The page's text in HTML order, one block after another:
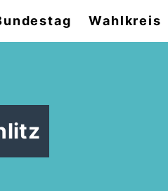
Wahlkreis